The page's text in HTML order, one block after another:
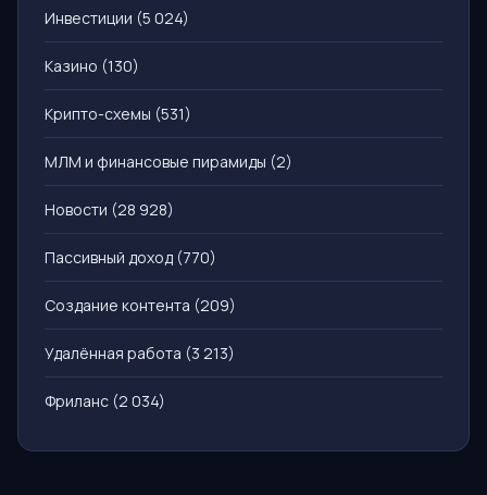
Инвестиции (5 024)
Казино (130)
Крипто-схемы (531)
МЛМ и финансовые пирамиды (2)
Новости (28 928)
Пассивный доход (770)
Создание контента (209)
Удалённая работа (3 213)
Фриланс (2 034)